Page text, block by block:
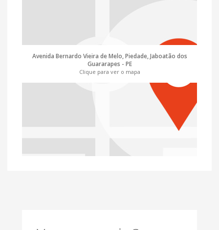
Avenida Bernardo Vieira de Melo, Piedade, Jaboatão dos
Guararapes - PE
Clique para ver o mapa